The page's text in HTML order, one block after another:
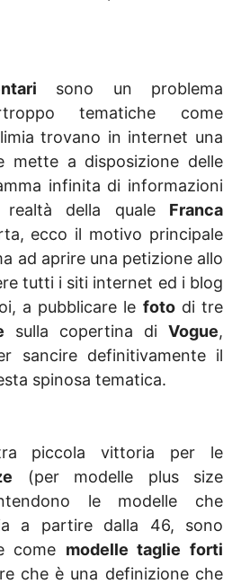
sono un problema
tematiche come
trovano in internet una
mette a disposizione delle
infinita di informazioni
della quale Franca
ecco il motivo principale
ad aprire una petizione allo
tutti i siti internet ed i blog
a pubblicare le fotodi tre
sulla copertina di Vogue,
sancire definitivamente il
spinosa tematica.
piccola vittoria per le
(per modelle plus size
le modelle che
a partire dalla 46, sono
come modelle taglie forti
che è una definizione che